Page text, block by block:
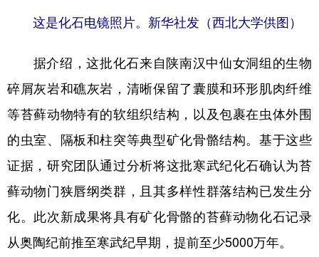
这是化石电镜照片。新华社发（西北大学供图）
据介绍，这批化石来自陕南汉中仙女洞组的生物
碎屑灰岩和礁灰岩，清晰保留了囊膜和环形肌肉纤维
等苔藓动物特有的软组织结构，以及包裹在虫体外围
的虫室、隔板和柱突等典型矿化骨骼结构。基于这些
证据，研究团队通过分析将这批寒武纪化石确认为苔
藓动物门狭唇纲类群，且其多样性群落结构已发生分
化。此次新成果将具有矿化骨骼的苔藓动物化石记录
从奥陶纪前推至寒武纪早期，提前至少5000万年。